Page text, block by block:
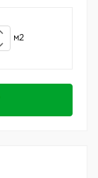
м2